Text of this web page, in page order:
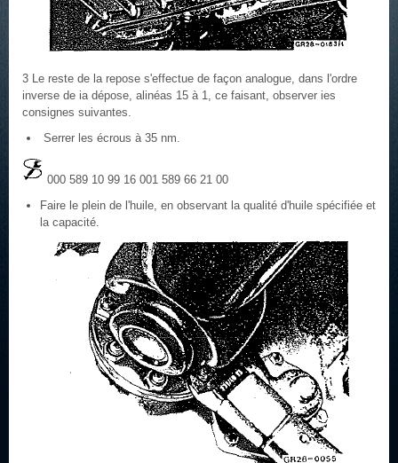
3 Le reste de la repose s'effectue de façon analogue, dans l'ordre
inverse de ia dépose, alinéas 15 à 1, ce faisant, observer ies
consignes suivantes.
Serrer les écrous à 35 nm.
000 589 10 99 16 001 589 66 21 00
Faire le plein de l'huile, en observant la qualité d'huile spécifiée et
la capacité.